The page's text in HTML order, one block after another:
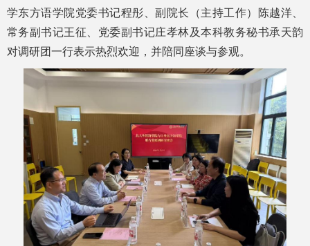
学东方语学院党委书记程彤、副院长（主持工作）陈越洋、
常务副书记王征、党委副书记庄孝林及本科教务秘书承天韵
对调研团一行表示热烈欢迎，并陪同座谈与参观。